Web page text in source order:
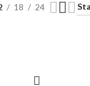
18 24